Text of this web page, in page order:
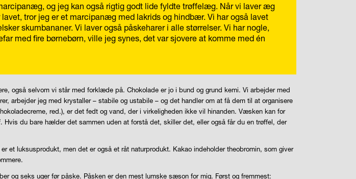
og jeg kan også rigtig godt lide fyldte trøffelæg. Når vi laver æg
tror jeg er et marcipanæg med lakrids og hindbær. Vi har også lavet
skumbananer. Vi laver også påskeharer i alle størrelser. Vi har nogle,
med fire børnebørn, ville jeg synes, det var sjovere at komme med én
også selvom vi står med forklæde på. Chokolade er jo i bund og grund kemi. Vi arbejder med
arbejder jeg med krystaller – stabile og ustabile – og det handler om at få dem til at organisere
red.), er det fedt og vand, der i virkeligheden ikke vil hinanden. Væsken kan for
du bare hælder det sammen uden at forstå det, skiller det, eller også får du en trøffel, der
luksusprodukt, men det er også et råt naturprodukt. Kakao indeholder theobromin, som giver
og seks uger før påske. Påsken er den mest lumske sæson for mig. Først og fremmest: